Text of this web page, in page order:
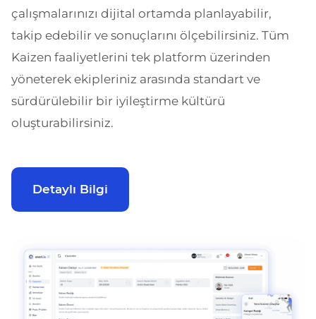
çalışmalarınızı dijital ortamda planlayabilir,
takip edebilir ve sonuçlarını ölçebilirsiniz. Tüm
Kaizen faaliyetlerini tek platform üzerinden
yöneterek ekipleriniz arasında standart ve
sürdürülebilir bir iyileştirme kültürü
oluşturabilirsiniz.
Detaylı Bilgi